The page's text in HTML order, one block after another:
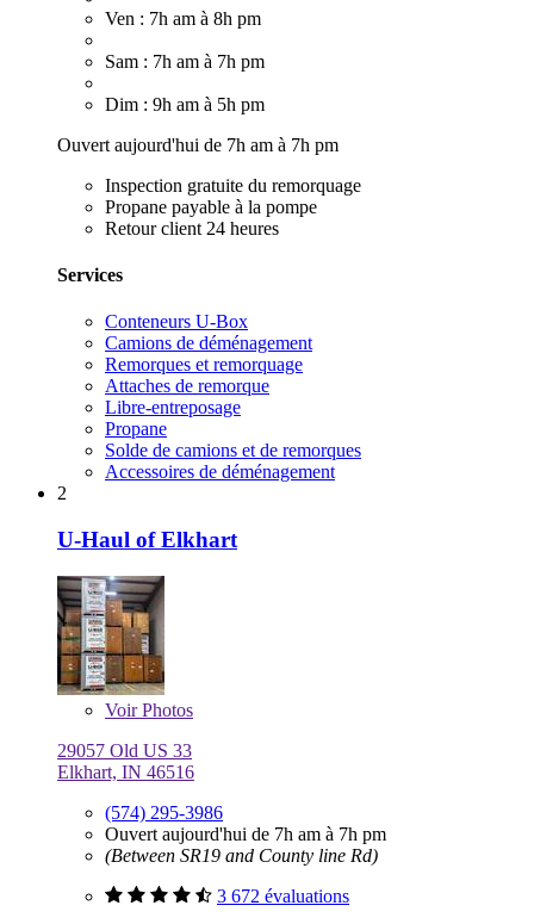
Ven : 7h am à 8h pm
Sam : 7h am à 7h pm
Dim : 9h am à 5h pm
Ouvert aujourd'hui de 7h am à 7h pm
Inspection gratuite du remorquage
Propane payable à la pompe
Retour client 24 heures
Services
Conteneurs U-Box
Camions de déménagement
Remorques et remorquage
Attaches de remorque
Libre-entreposage
Propane
Solde de camions et de remorques
Accessoires de déménagement
2
U-Haul of Elkhart
VoirPhotos
29057 Old US 33
Elkhart, IN 46516
(574) 295-3986
Ouvert aujourd'hui de 7h am à 7h pm
(Between SR19 and County line Rd)
3 672 évaluations